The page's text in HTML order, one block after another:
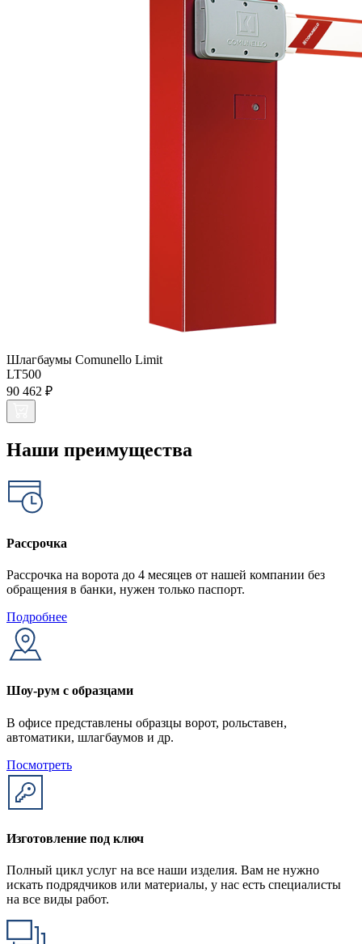
Шлагбаумы Comunello Limit
LT500
90 462 ₽
Наши преимущества
Рассрочка
Рассрочка на ворота до 4 месяцев от нашей компании без
обращения в банки, нужен только паспорт.
Подробнее
Шоу-рум с образцами
В офисе представлены образцы ворот, рольставен,
автоматики, шлагбаумов и др.
Посмотреть
Изготовление под ключ
Полный цикл услуг на все наши изделия. Вам не нужно
искать подрядчиков или материалы, у нас есть специалисты
на все виды работ.